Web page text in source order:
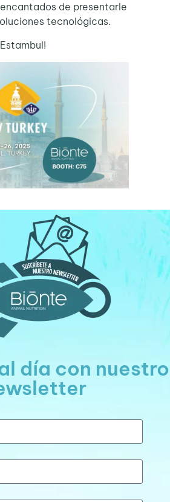
de presentarle
tecnológicas.
día con nuestro